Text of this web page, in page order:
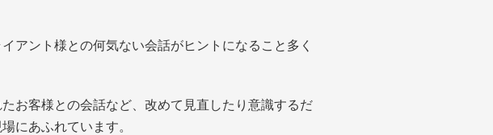
アント様との何気ない会話がヒントになること多く
お客様との会話など、改めて見直したり意識するだ
にあふれています。